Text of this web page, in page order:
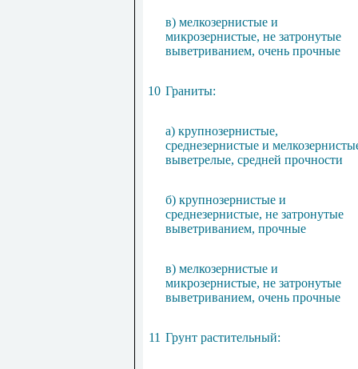
в) мелкозернистые и
микрозернистые, не затронутые
выветриванием, очень прочные
10 Граниты:
а) крупнозернистые,
среднезернистые и
выветрелые, средней прочности
б) крупнозернистые и
среднезернистые, не затронутые
выветриванием, прочные
в) мелкозернистые и
микрозернистые, не затронутые
выветриванием, очень прочные
11 Грунт растительный: